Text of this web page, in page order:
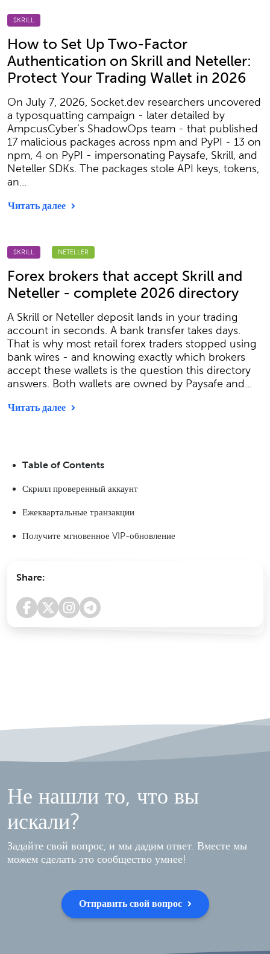
Table of Contents
Скрилл проверенный аккаунт
Ежеквартальные транзакции
Получите мгновенное VIP-обновление
Share:
SKRILL
How to Set Up Two-Factor
Authentication on Skrill and Neteller:
Protect Your Trading Wallet in 2026
On July 7, 2026, Socket.dev researchers uncovered
a typosquatting campaign - later detailed by
AmpcusCyber’s ShadowOps team - that published
17 malicious packages across npm and PyPI - 13 on
npm, 4 on PyPI - impersonating Paysafe, Skrill, and
Neteller SDKs. The packages stole API keys, tokens,
an...
Читать далее
SKRILL NETELLER
Forex brokers that accept Skrill and
Neteller - complete 2026 directory
A Skrill or Neteller deposit lands in your trading
account in seconds. A bank transfer takes days.
That is why most retail forex traders stopped using
bank wires - and knowing exactly which brokers
accept these wallets is the question this directory
answers. Both wallets are owned by Paysafe and...
Читать далее
Не нашли то, что вы
искали?
Задайте свой вопрос, и мы дадим ответ. Вместе мы
можем сделать это сообщество умнее!
Отправить свой вопрос